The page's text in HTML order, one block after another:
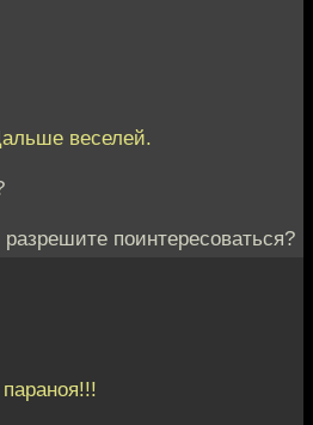
веселей.
поинтересоваться?